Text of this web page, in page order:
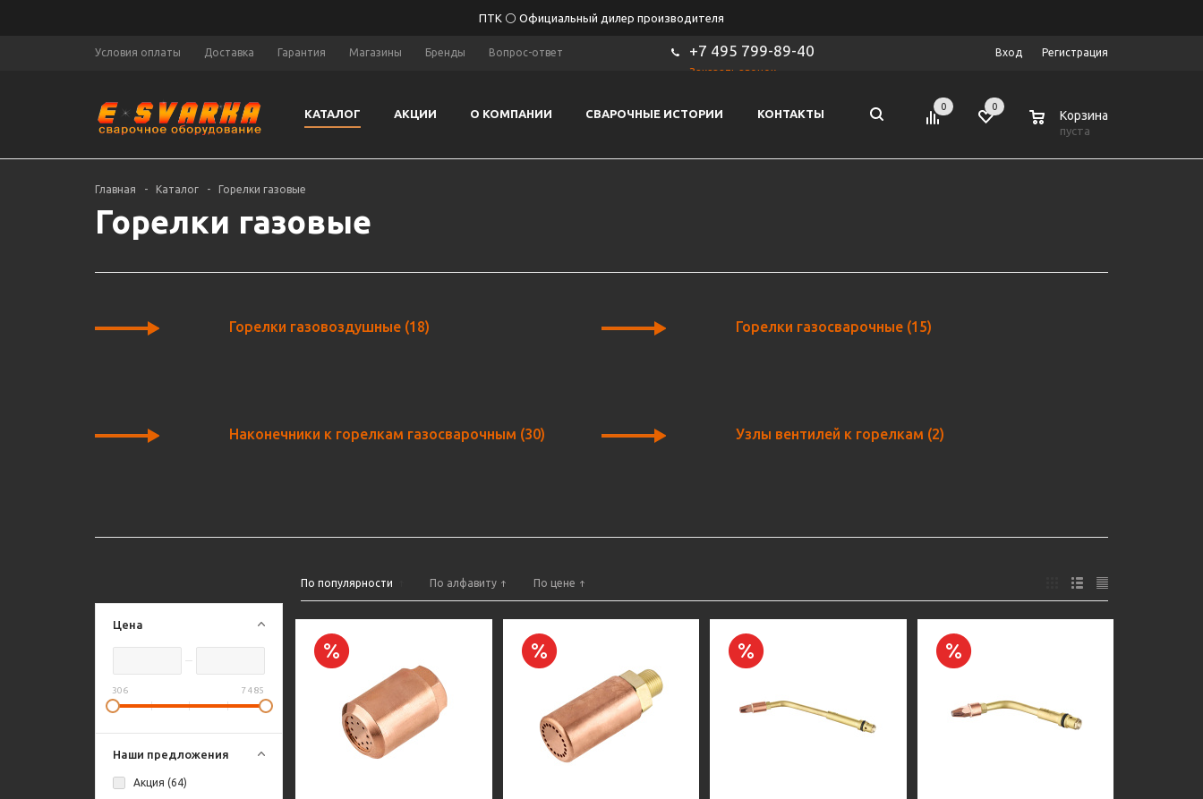
ПТК ⚪ Официальный дилер производителя
Условия оплаты Доставка Гарантия Магазины Бренды Вопрос-ответ +7 495 799-89-40
Заказать звонок
Вход Регистрация
КАТАЛОГ АКЦИИ О КОМПАНИИ СВАРОЧНЫЕ ИСТОРИИ КОНТАКТЫ
0 0
Корзина
пуста
Главная - Каталог - Горелки газовые
Горелки газовые
Горелки газовоздушные (18) Горелки газосварочные (15)
Наконечники к горелкам газосварочным (30) Узлы вентилей к горелкам (2)
Цена
306 7 485
Наши предложения
Акция (64)
По популярности По алфавиту По цене